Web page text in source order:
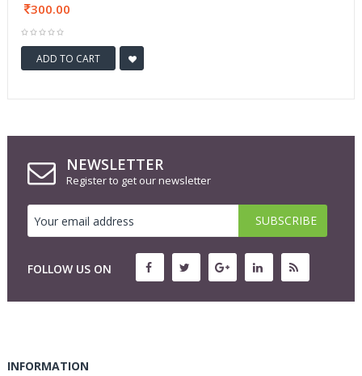
300.00
ADD TO CART
NEWSLETTER
Register to get our newsletter
FOLLOW US ON
INFORMATION